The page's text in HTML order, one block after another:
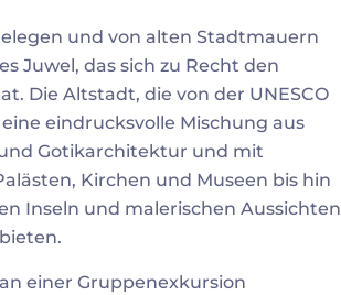
und von alten Stadtmauern
Juwel, das sich zu Recht den
Die Altstadt, die von der UNESCO
eindrucksvolle Mischung aus
Gotikarchitektur und mit
Kirchen und Museen bis hin
Inseln und malerischen Aussichten
einer Gruppenexkursion